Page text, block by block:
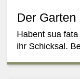
Der
Habent sua
ihr Schicksal.